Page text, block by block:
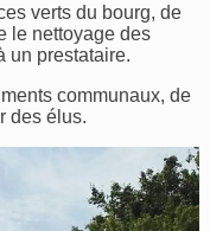
verts du bourg, de
le nettoyage des
un prestataire.
communaux, de
des élus.